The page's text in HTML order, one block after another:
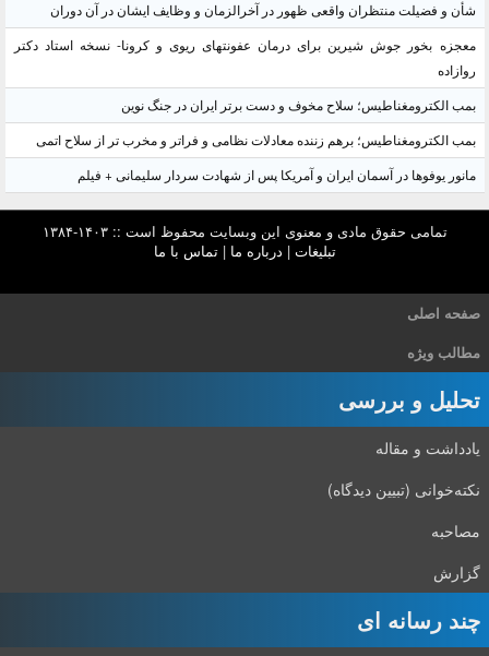
شأن و فضیلت منتظران واقعی ظهور در آخرالزمان و وظایف ایشان در آن دوران
معجزه بخور جوش شیرین برای درمان عفونتهای ریوی و کرونا- نسخه استاد دکتر
روازاده
بمب الکترومغناطیس؛ سلاح مخوف و دست برتر ایران در جنگ نوین
بمب الکترومغناطیس؛ برهم زننده معادلات نظامی و فراتر و مخرب تر از سلاح اتمی
مانور یوفوها در آسمان ایران و آمریکا پس از شهادت سردار سلیمانی + فیلم
تمامی حقوق مادی و معنوی این وبسایت محفوظ است :: ۱۴۰۳-۱۳۸۴
تبلیغات | درباره ما |تماس با ما
صفحه اصلی
مطالب ویژه
تحلیل و بررسی
یادداشت و مقاله
نکته‌خوانی (تبیین دیدگاه)
مصاحبه
گزارش
چند رسانه ای